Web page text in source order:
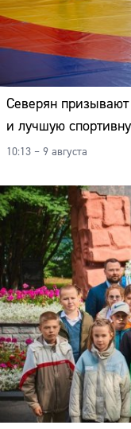
Северян
и лучшую
10:13 – 9 августа